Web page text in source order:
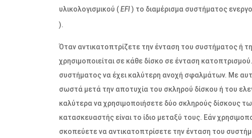
υλικολογισμικού (EFI) το διαμέρισμα συστήματος
).
Όταν αντικατοπτρίζετε την ένταση του συστήματος ή
χρησιμοποιείται σε κάθε δίσκο σε ένταση
συστήματος να έχει καλύτερη ανοχή σφαλμάτων. Με
σωστά μετά την αποτυχία του σκληρού δίσκου ή του
καλύτερα να χρησιμοποιήσετε δύο σκληρούς δίσκους
κατασκευαστής είναι το ίδιο μεταξύ τους. Εάν
σκοπεύετε να αντικατοπτρίσετε την ένταση του